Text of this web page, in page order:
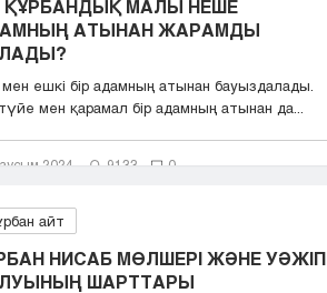
ҚҰРБАНДЫҚ МАЛЫ НЕШЕ
АТЫНАН ЖАРАМДЫ
ешкі бір адамның атынан бауыздалады.
мен қарамал бір адамның атынан да...
2024 9133 0
айт
НИСАБ МӨЛШЕРІ ЖӘНЕ УӘЖІП
ШАРТТАРЫ